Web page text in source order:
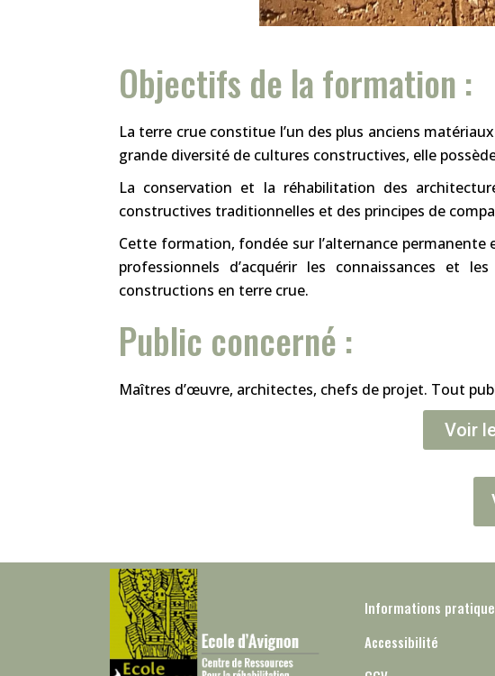
Objectifs de la formation :
La terre crue constitue l’un des plus anciens
grande diversité de cultures constructives, elle
La conservation et la réhabilitation des
constructives traditionnelles et des principes de
Cette formation, fondée sur l’alternance
professionnels d’acquérir les connaissances et
constructions en terre crue.
Public concerné :
Maîtres d’œuvre, architectes, chefs de projet. Tout
Voir
Informations
Accessibilité